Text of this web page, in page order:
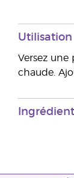
Utilisation
Versez une
chaude.